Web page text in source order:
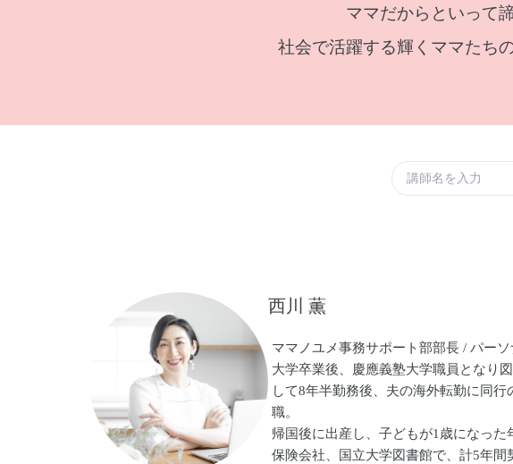
ママだからといって
社会で活躍する輝くママたち
西川 薫
ママノユメ事務サポート部部長 / パー
大学卒業後、慶應義塾大学職員となり
して8年半勤務後、夫の海外転勤に同行
職。
帰国後に出産し、子どもが1歳になった
保険会社、国立大学図書館で、計5年間